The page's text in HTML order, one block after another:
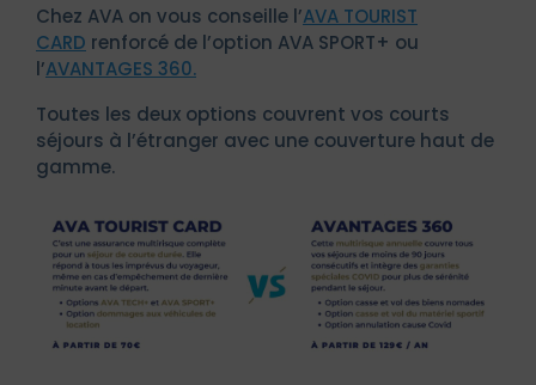
Chez AVA on vous conseille l’AVA TOURIST
CARD renforcé de l’option AVA SPORT+ ou
l’AVANTAGES 360.
Toutes les deux options couvrent vos courts
séjours à l’étranger avec une couverture haut de
gamme.